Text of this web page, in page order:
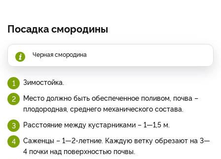
Посадка смородины
Черная смородина
Зимостойка.
Место должно быть обеспеченное поливом, почва –
плодородная, среднего механического состава.
Расстояние между кустарниками – 1—1,5 м.
Саженцы – 1—2-летние. Каждую ветку обрезают на 3—
4 почки над поверхностью почвы.